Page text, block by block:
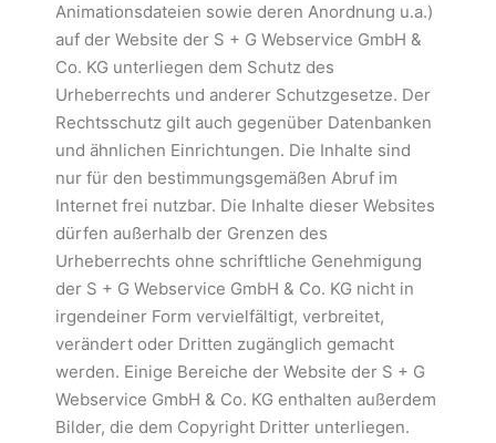
Animationsdateien sowie deren Anordnung u.a.)
auf der Website der S + G Webservice GmbH &
Co. KG unterliegen dem Schutz des
Urheberrechts und anderer Schutzgesetze. Der
Rechtsschutz gilt auch gegenüber Datenbanken
und ähnlichen Einrichtungen. Die Inhalte sind
nur für den bestimmungsgemäßen Abruf im
Internet frei nutzbar. Die Inhalte dieser Websites
dürfen außerhalb der Grenzen des
Urheberrechts ohne schriftliche Genehmigung
der S + G Webservice GmbH & Co. KG nicht in
irgendeiner Form vervielfältigt, verbreitet,
verändert oder Dritten zugänglich gemacht
werden. Einige Bereiche der Website der S + G
Webservice GmbH & Co. KG enthalten außerdem
Bilder, die dem Copyright Dritter unterliegen.